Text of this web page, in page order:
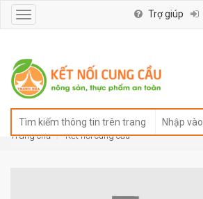
Toggle
navigation
Trợ giúp
Trang chủ Kết nối cung cầu